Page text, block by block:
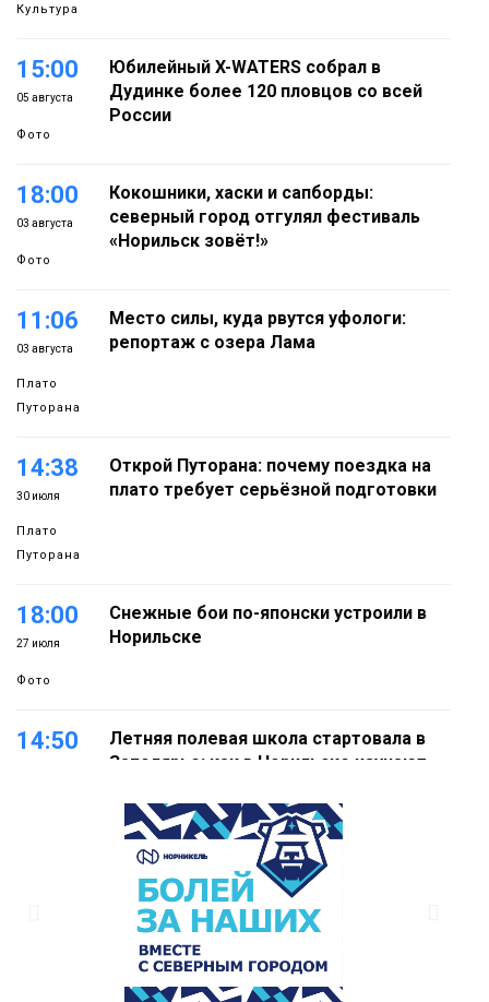
Культура
15:00
05 августа
Фото
Юбилейный X-WATERS собрал в
Дудинке более 120 пловцов со всей
России
18:00
03 августа
Фото
Кокошники, хаски и сапборды:
северный город отгулял фестиваль
«Норильск зовёт!»
11:06
03 августа
Плато
Путорана
Место силы, куда рвутся уфологи:
репортаж с озера Лама
14:38
30 июля
Плато
Путорана
Открой Путорана: почему поездка на
плато требует серьёзной подготовки
18:00
27 июля
Фото
Снежные бои по-японски устроили в
Норильске
14:50
Летняя полевая школа стартовала в
Заполярье: как в Норильске изучают
Автопарк АТО «ЦАТК» ЗФ «Норникеля»
пополнился новой техникой для
работы в условиях Заполярья
Пожарный кроссфит стал одним из